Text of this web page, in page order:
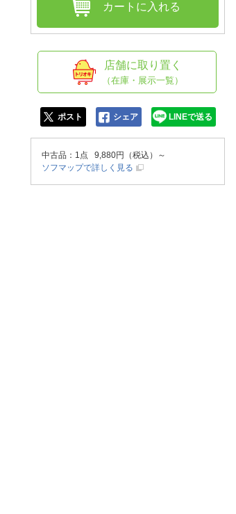
カートに入れる
店舗に取り置く
（在庫・展示一覧）
ポスト シェア LINEで送る
中古品 ：1点 9,880円（税込）～
ソフマップで詳しく見る